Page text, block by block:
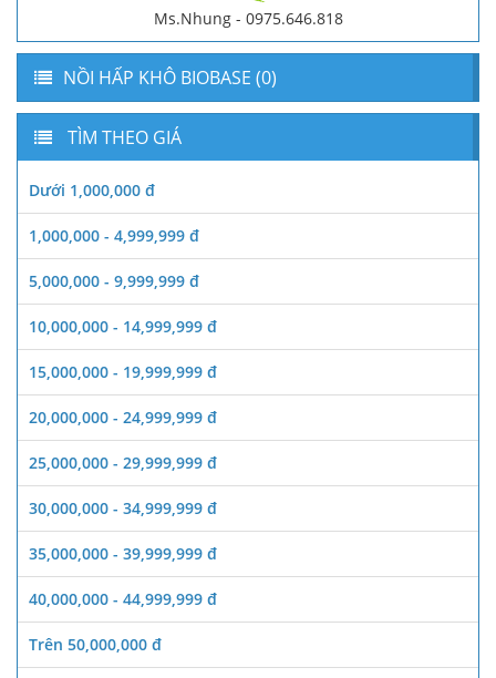
Ms.Nhung - 0975.646.818
NỒI HẤP KHÔ BIOBASE (0)
TÌM THEO GIÁ
Dưới 1,000,000 đ
1,000,000 - 4,999,999 đ
5,000,000 - 9,999,999 đ
10,000,000 - 14,999,999 đ
15,000,000 - 19,999,999 đ
20,000,000 - 24,999,999 đ
25,000,000 - 29,999,999 đ
30,000,000 - 34,999,999 đ
35,000,000 - 39,999,999 đ
40,000,000 - 44,999,999 đ
Trên 50,000,000 đ